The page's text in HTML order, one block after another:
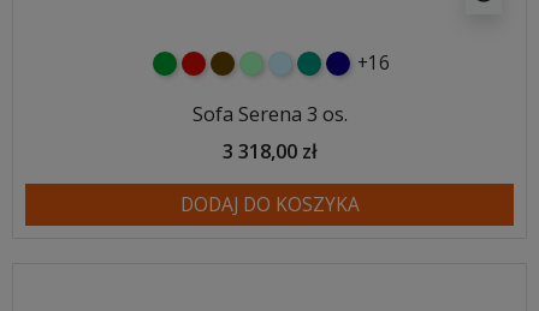
zielonyczerwony
czekoladowy
miętowybłękitnyturkusowy
granatowy
+16
Sofa Serena 3 os.
3 318,00 zł
DODAJ DO KOSZYKA